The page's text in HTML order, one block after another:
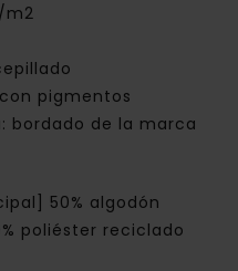
m2
pigmentos
bordado de la marca
50% algodón
poliéster reciclado